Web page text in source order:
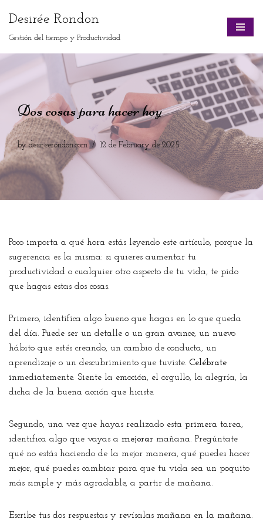
Desirée Rondon
Gestión del tiempo y Productividad
Dos cosas para hacer hoy
bydesireerondon.com 12 de February de 2025
Poco importa a qué hora estás leyendo este artículo, porque la
sugerencia es la misma: si quieres aumentar tu
productividad o cualquier otro aspecto de tu vida, te pido
que hagas estas dos cosas.
Primero, identifica algo bueno que hagas en lo que queda
del día. Puede ser un detalle o un gran avance, un nuevo
hábito que estés creando, un cambio de conducta, un
aprendizaje o un descubrimiento que tuviste. Celébrate
inmediatemente. Siente la emoción, el orgullo, la alegría, la
dicha de la buena acción que hiciste.
Segundo, una vez que hayas realizado esta primera tarea,
identifica algo que vayas a mejorar mañana. Pregúntate
qué no estás haciendo de la mejor manera, qué puedes hacer
mejor, qué puedes cambiar para que tu vida sea un poquito
más simple y más agradable, a partir de mañana.
Escribe tus dos respuestas y revísalas mañana en la mañana.